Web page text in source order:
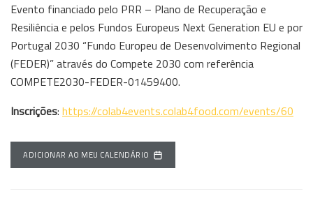
Evento financiado pelo PRR – Plano de Recuperação e
Resiliência e pelos Fundos Europeus Next Generation EU e por
Portugal 2030 “Fundo Europeu de Desenvolvimento Regional
(FEDER)” através do Compete 2030 com referência
COMPETE2030-FEDER-01459400.
Inscrições: https://colab4events.colab4food.com/events/60
ADICIONAR AO MEU CALENDÁRIO